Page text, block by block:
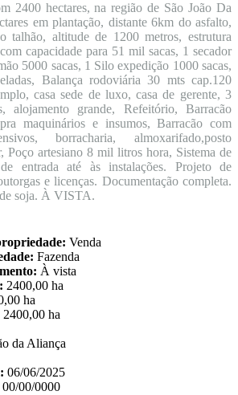
2400 hectares, na região de São João Da
em plantação, distante 6km do asfalto,
talhão, altitude de 1200 metros, estrutura
capacidade para 51 mil sacas, 1 secador
5000 sacas, 1 Silo expedição 1000 sacas,
Balança rodoviária 30 mts cap.120
casa sede de luxo, casa de gerente, 3
alojamento grande, Refeitório, Barracão
maquinários e insumos, Barracão com
borracharia, almoxarifado,posto
Poço artesiano 8 mil litros hora, Sistema de
entrada até às instalações. Projeto de
e licenças. Documentação completa.
soja. À VISTA.
Venda
Fazenda
À vista
2400,00 ha
ha
2400,00 ha
da Aliança
06/06/2025
00/00/0000